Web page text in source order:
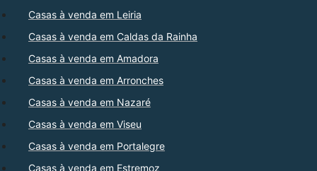
Casas à venda em Leiria
Casas à venda em Caldas da Rainha
Casas à venda em Amadora
Casas à venda em Arronches
Casas à venda em Nazaré
Casas à venda em Viseu
Casas à venda em Portalegre
Casas à venda em Estremoz